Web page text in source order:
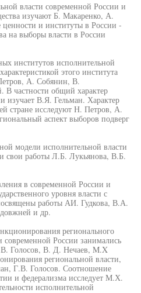
власти современной России и
изучают Б. Макаренко, А.
и институты в России -
на выборы власти в России
институтов исполнительной
этого института
А. Собянин, В.
частности общий характер
изучает В.Я. Гельман. Характер
стране исследуют Н. Петров, А.
аспект выборов подверг
модели исполнительной власти
свои работы Л.Б. Лукьянова, В.Б.
в современной России и
уровня власти с
работы АИ. Гудкова, В.А.
и др.
регионального
современной России занимались
Голосов, В. Д. Нечаев, M.X
региональной власти,
Г.В. Голосов. Соотношение
и федерализма исследует М.Х.
исполнительной